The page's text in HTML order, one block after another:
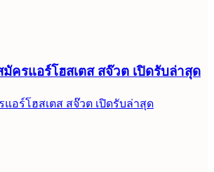
มัครแอร์โฮสเตส สจ๊วต เปิดรับล่าสุด
แอร์โฮสเตส สจ๊วต เปิดรับล่าสุด